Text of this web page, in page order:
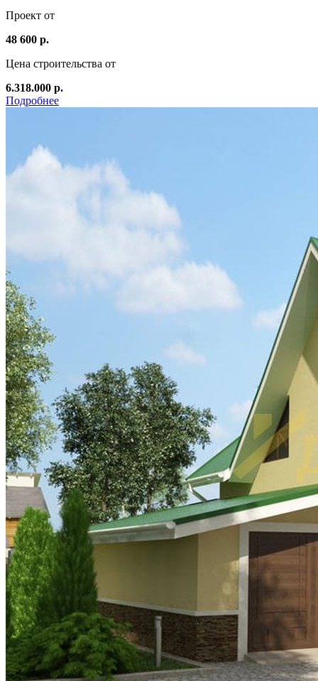
Проект от
48 600 р.
Цена строительства от
6.318.000 р.
Подробнее